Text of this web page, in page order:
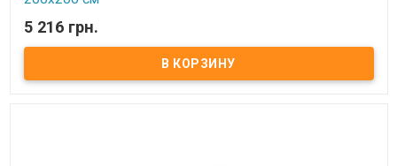
В наличии
Каркас кровати Усиленный (25 мм между ламелями) 200х200 см ​
Размер: 200х200 см Материал ламели: бук Материал втулки:
пластик. Тип каркаса: двуспальный Ламель: количество - 21(22)
5 216 грн.